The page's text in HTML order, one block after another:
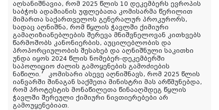
აღსანიშნავია, რომ 2025 წლის 10 დეკემბერს ევროპის
საბჭოს ადამიანის უფლებათა კომისარმა წერილით
მიმართა საქართველოს გენერალურ პროკურორს,
სადაც აღნიშნა, რომ წყლის ჭავლში ქიმიური
გამაღიზიანებლების შერევა მნიშვნელოვან კითხვებს
წარმოშობს კანონიერბის, აუცილებლობის და
პროპორციულობის შესახებ და აღნიშნული საკითხი
უნდა იყოს 2024 წლის ნომებერ-დეკემბერში
საპოლიციო ძალის გამოყენების გამოძიების
ნაწილი.7 კომისარი ასევე აღნიშნავს, რომ 2025 წლის
იანვარში შინაგან საქმეთა მინისტრი მას არწმუნებდა,
რომ პროტესტის მონაწილეთა წინააღმდეგ წყლის
ჭავლში შერეული ქიმიური ნივთიერებები არ
გამოუყენებიათ.